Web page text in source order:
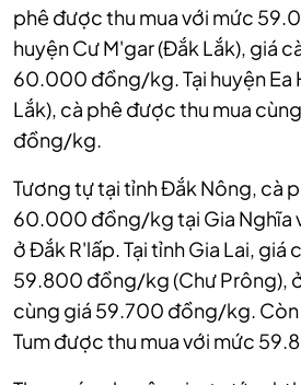
phê được thu mua với mức
huyện Cư M'gar (Đắk Lắk), giá
60.000 đồng/kg. Tại huyện Ea
Lắk), cà phê được thu mua
đồng/kg.
Tương tự tại tỉnh Đắk Nông, cà
60.000 đồng/kg tại Gia Nghĩa
ở Đắk R'lấp. Tại tỉnh Gia Lai, giá
59.800 đồng/kg (Chư Prông), ở
cùng giá 59.700 đồng/kg. Còn
Tum được thu mua với mức